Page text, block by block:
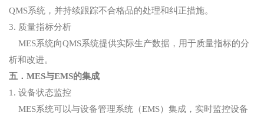
QMS系统，并持续跟踪不合格品的处理和纠正措施。
3. 质量指标分析
MES系统向QMS系统提供实际生产数据，用于质量指标的分
析和改进。
五．MES与EMS的集成
1. 设备状态监控
MES系统可以与设备管理系统（EMS）集成，实时监控设备